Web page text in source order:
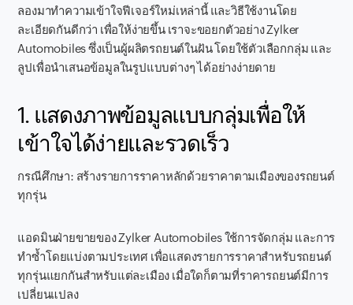
ลองมาทำความเข้าใจฟีเจอร์ใหม่เหล่านี้ และวิธีใช้งานโดย
ละเอียดกันดีกว่า เพื่อให้ง่ายขึ้น เราจะขอยกตัวอย่าง Zylker
Automobiles ซึ่งเป็นผู้ผลิตรถยนต์ในฝัน โดยใช้ตัวเลือกกลุ่ม และ
ลูปเพื่อนำเสนอข้อมูลในรูปแบบต่างๆ ได้อย่างง่ายดาย
1. แสดงภาพข้อมูลแบบกลุ่มเพื่อให้
เข้าใจได้ง่ายและรวดเร็ว
กรณีศึกษา: สร้างรายการราคาหลักด้วยราคาตามเมืองของรถยนต์
ทุกรุ่น
แอดมินฝ่ายขายของ Zylker Automobiles ใช้การจัดกลุ่ม และการ
ทำซ้ำโดยแบ่งตามประเทศ เพื่อแสดงรายการราคาสำหรับรถยนต์
ทุกรุ่นแยกกันสำหรับแต่ละเมือง เมื่อใดก็ตามที่ราคารถยนต์มีการ
เปลี่ยนแปลง